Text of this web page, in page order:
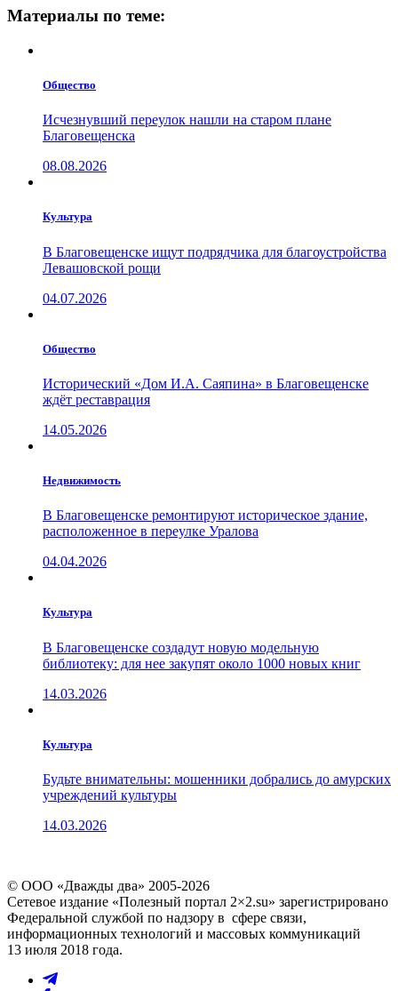
Материалы по теме:
Общество
Исчезнувший переулок нашли на старом плане
Благовещенска
08.08.2026
Культура
В Благовещенске ищут подрядчика для благоустройства
Левашовской рощи
04.07.2026
Общество
Исторический «Дом И.А. Саяпина» в Благовещенске
ждёт реставрация
14.05.2026
Недвижимость
В Благовещенске ремонтируют историческое здание,
расположенное в переулке Уралова
04.04.2026
Культура
В Благовещенске создадут новую модельную
библиотеку: для нее закупят около 1000 новых книг
14.03.2026
Культура
Будьте внимательны: мошенники добрались до амурских
учреждений культуры
14.03.2026
© ООО «Дважды два» 2005-2026
Сетевое издание «Полезный портал 2×2.su» зарегистрировано
Федеральной службой по надзору в сфере связи,
информационных технологий и массовых коммуникаций
13 июля 2018 года.